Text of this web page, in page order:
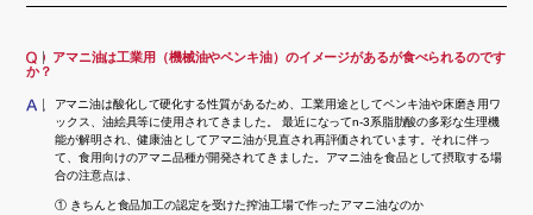
アマニ油は工業用（機械油やペンキ油）のイメージがあるが食べられるのです
か？
アマニ油は酸化して硬化する性質があるため、工業用途としてペンキ油や床磨き用ワ
ックス、油絵具等に使用されてきました。 最近になってn-3系脂肪酸の多彩な生理機
能が解明され、健康油としてアマニ油が見直され再評価されています。それに伴っ
て、食用向けのアマニ品種が開発されてきました。アマニ油を食品として摂取する場
合の注意点は、
① きちんと食品加工の認定を受けた搾油工場で作ったアマニ油なのか